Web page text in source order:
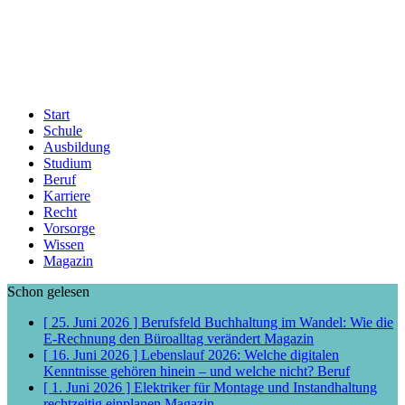
Start
Schule
Ausbildung
Studium
Beruf
Karriere
Recht
Vorsorge
Wissen
Magazin
Schon gelesen
[ 25. Juni 2026 ] Berufsfeld Buchhaltung im Wandel: Wie die
E-Rechnung den Büroalltag verändert Magazin
[ 16. Juni 2026 ] Lebenslauf 2026: Welche digitalen
Kenntnisse gehören hinein – und welche nicht? Beruf
[ 1. Juni 2026 ] Elektriker für Montage und Instandhaltung